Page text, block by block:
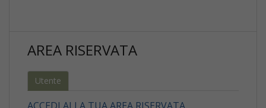
AREA RISERVATA
Utente